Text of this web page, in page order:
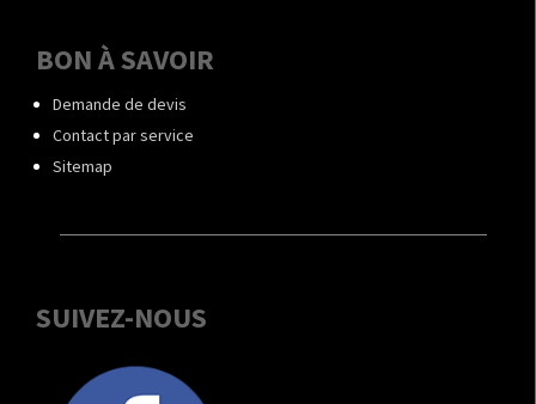
BON À SAVOIR
Demande de devis
Contact par service
Sitemap
SUIVEZ-NOUS